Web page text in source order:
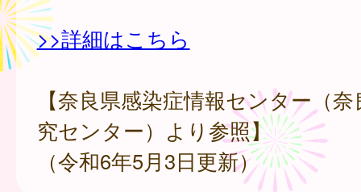
>>詳細はこちら
【奈良県感染症情報センター（
究センター）より参照】
（令和6年5月3日更新）